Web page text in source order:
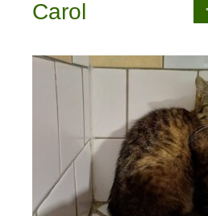
Carol